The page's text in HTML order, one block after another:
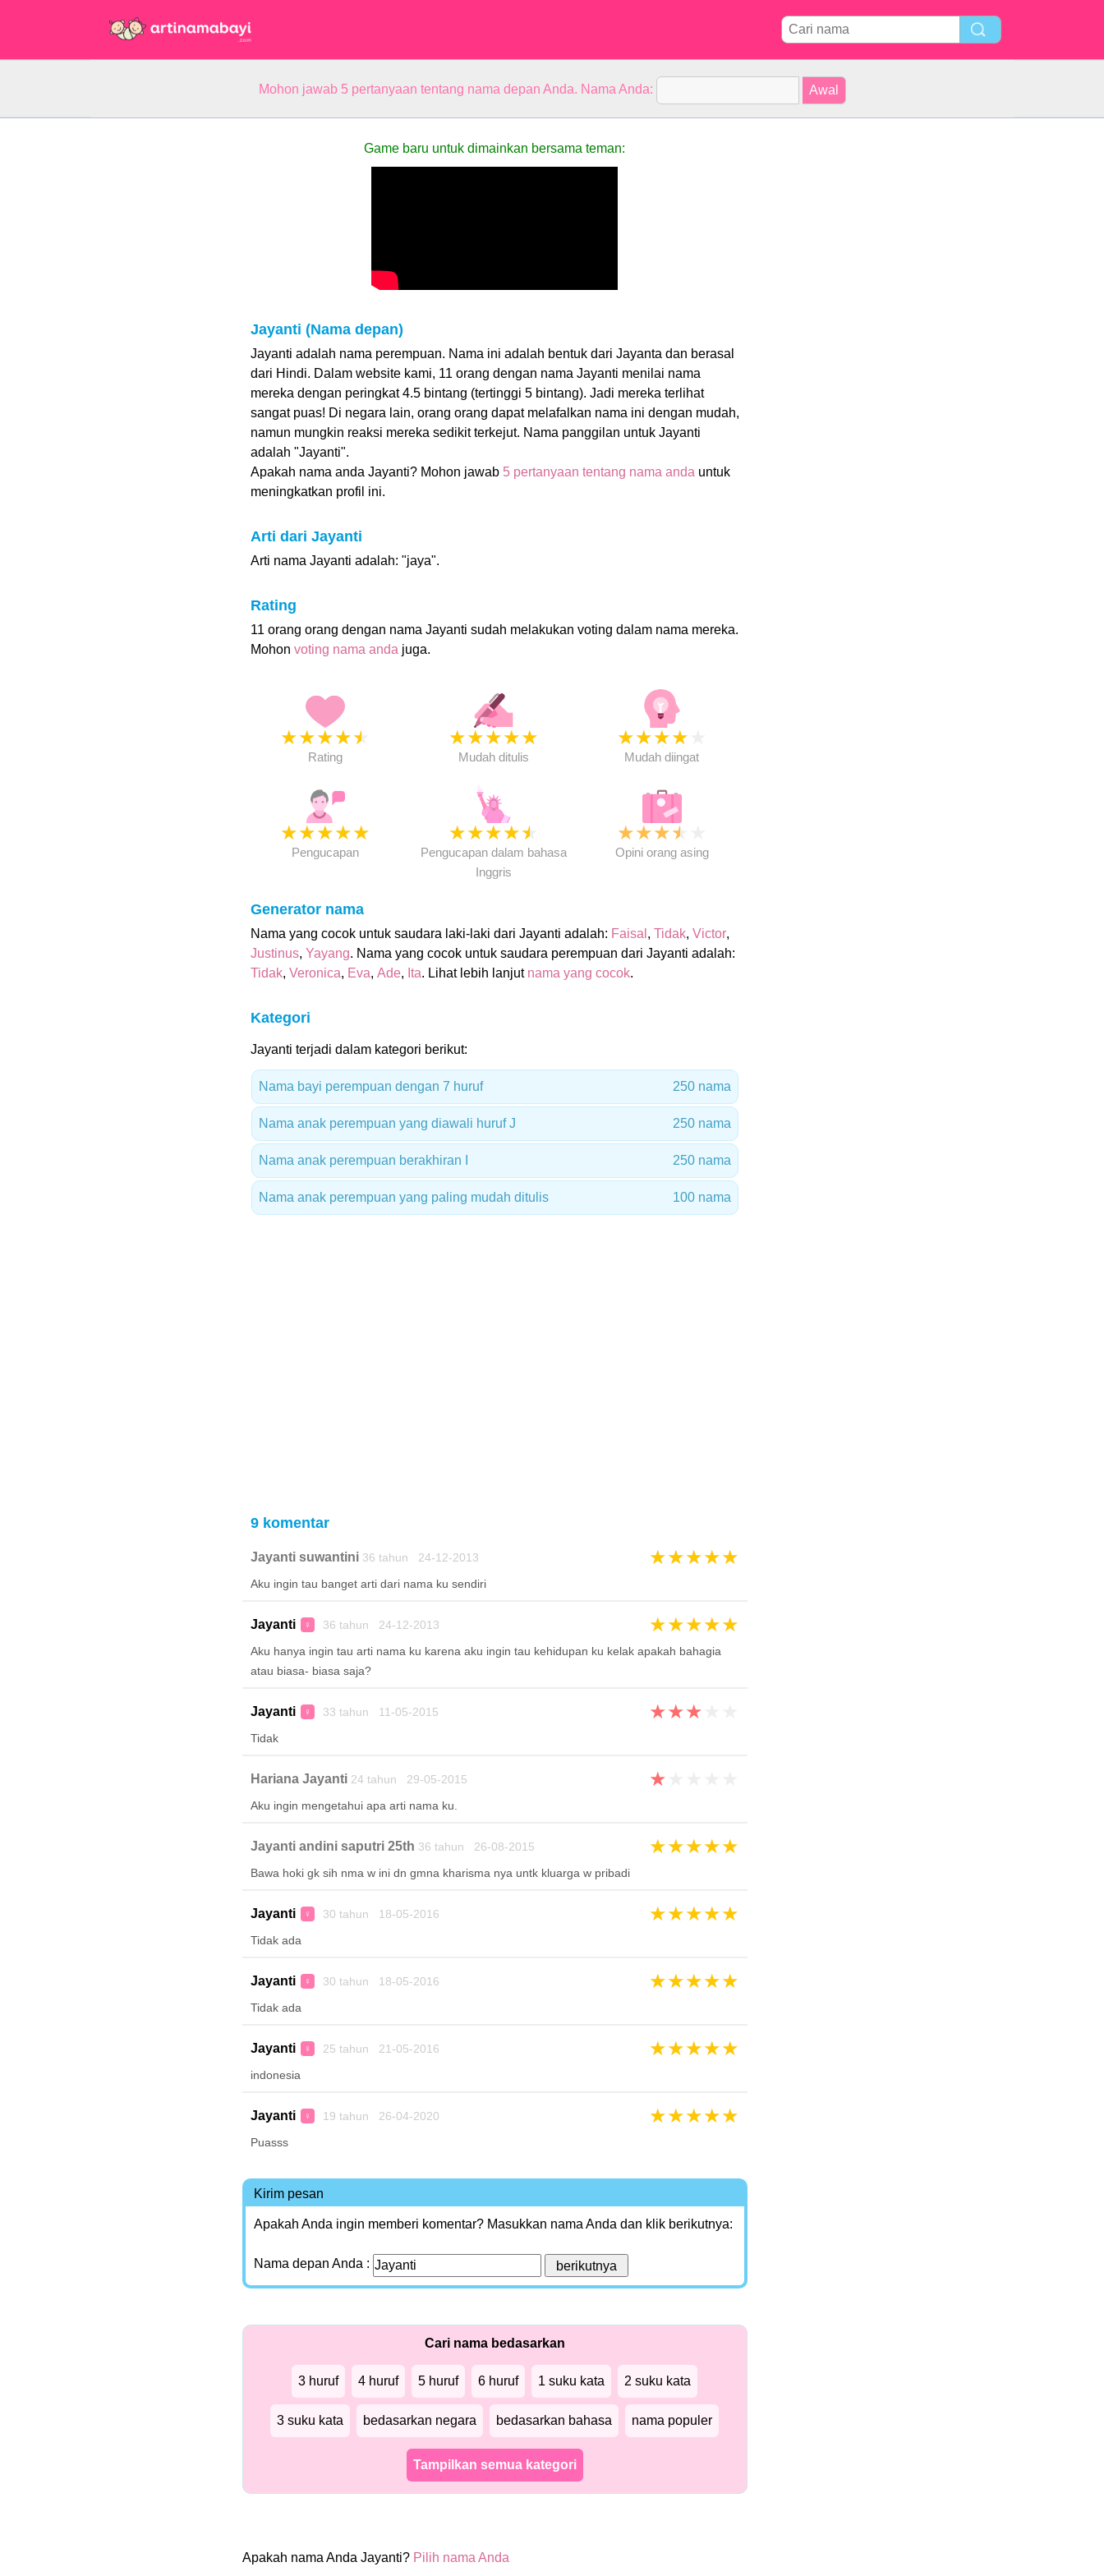
Mohon jawab 5 pertanyaan tentang nama depan Anda. Nama Anda:
Game baru untuk dimainkan bersama teman:
Jayanti (Nama depan)
Jayanti adalah nama perempuan. Nama ini adalah bentuk dari Jayanta dan berasal
dari Hindi. Dalam website kami, 11 orang dengan nama Jayanti menilai nama
mereka dengan peringkat 4.5 bintang (tertinggi 5 bintang). Jadi mereka terlihat
sangat puas! Di negara lain, orang orang dapat melafalkan nama ini dengan mudah,
namun mungkin reaksi mereka sedikit terkejut. Nama panggilan untuk Jayanti
adalah "Jayanti".
Apakah nama anda Jayanti? Mohon jawab 5 pertanyaan tentang nama anda untuk
meningkatkan profil ini.
Arti dari Jayanti
Arti nama Jayanti adalah: "jaya".
Rating
11 orang orang dengan nama Jayanti sudah melakukan voting dalam nama mereka.
Mohon voting nama anda juga.
★★★★★
Rating
★★★★★
Mudah ditulis
★★★★
Mudah diingat
★★★★★
Pengucapan
★★★★★
Pengucapan dalam bahasa
Inggris
★★★★
Opini orang asing
Generator nama
Nama yang cocok untuk saudara laki-laki dari Jayanti adalah: Faisal , Tidak, Victor,
Justinus, Yayang. Nama yang cocok untuk saudara perempuan dari Jayanti adalah:
Tidak, Veronica, Eva, Ade, Ita. Lihat lebih lanjut nama yang cocok.
Kategori
Jayanti terjadi dalam kategori berikut:
Nama bayi perempuan dengan 7 huruf 250 nama
Nama anak perempuan yang diawali huruf J 250 nama
Nama anak perempuan berakhiran I 250 nama
Nama anak perempuan yang paling mudah ditulis 100 nama
9 komentar
Jayanti suwantini36 tahun 24-12-2013 ★★★★★
Aku ingin tau banget arti dari nama ku sendiri
Jayanti ♀ 36 tahun 24-12-2013 ★★★★★
Aku hanya ingin tau arti nama ku karena aku ingin tau kehidupan ku kelak apakah bahagia
atau biasa- biasa saja?
Jayanti ♀ 33 tahun 11-05-2015 ★★★
Tidak
Hariana Jayanti24 tahun 29-05-2015 ★
Aku ingin mengetahui apa arti nama ku.
Jayanti andini saputri 25th 36 tahun 26-08-2015 ★★★★★
Bawa hoki gk sih nma w ini dn gmna kharisma nya untk kluarga w pribadi
Jayanti ♀ 30 tahun 18-05-2016 ★★★★★
Tidak ada
Jayanti ♀ 30 tahun 18-05-2016 ★★★★★
Tidak ada
Jayanti ♀ 25 tahun 21-05-2016 ★★★★★
indonesia
Jayanti ♀ 19 tahun 26-04-2020 ★★★★★
Puasss
Kirim pesan
Apakah Anda ingin memberi komentar? Masukkan nama Anda dan klik berikutnya:
Nama depan Anda :
Cari nama bedasarkan
3 huruf 4 huruf 5 huruf 6 huruf 1 suku kata 2 suku kata
3 suku kata bedasarkan negara bedasarkan bahasa nama populer
Tampilkan semua kategori
Apakah nama Anda Jayanti? Pilih nama Anda